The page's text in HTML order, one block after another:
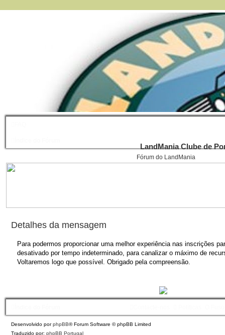
LandMania Clube de
Fórum do LandMania
Detalhes da mensagem
Para podermos proporcionar uma melhor experiência nas inscrições
desativado por tempo indeterminado, para canalizar o máximo de
Voltaremos logo que possível. Obrigado pela compreensão.
Desenvolvido porphpBB® Forum Software © phpBB Limited
Traduzido por: phpBB Portugal